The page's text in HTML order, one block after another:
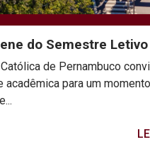
do Semestre
de Pernambuco
acadêmica para um